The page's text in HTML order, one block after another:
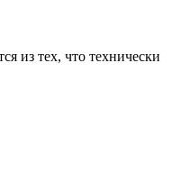
из тех, что технически